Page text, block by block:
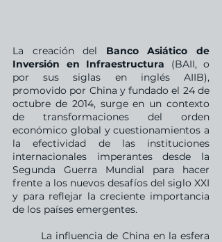
La creación del Banco Asiático de
Inversión en Infraestructura (BAII, o
por sus siglas en inglés AIIB),
promovido por China y fundado el 24 de
octubre de 2014, surge en un contexto
de transformaciones del orden
económico global y cuestionamientos a
la efectividad de las instituciones
internacionales imperantes desde la
Segunda Guerra Mundial para hacer
frente a los nuevos desafíos del siglo XXI
y para reflejar la creciente importancia
de los países emergentes.